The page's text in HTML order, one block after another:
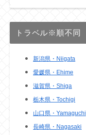
トラベル※順不同
新潟県・Niigata
愛媛県・Ehime
滋賀県・Shiga
栃木県・Tochigi
山口県・Yamaguchi
長崎県・Nagasaki